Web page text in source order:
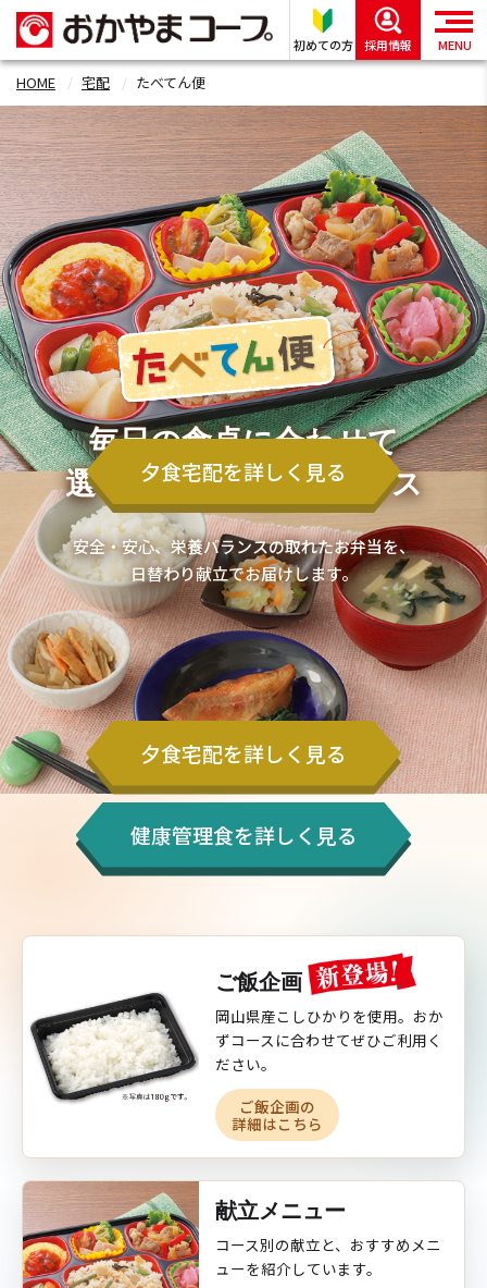
初めての方 採用情報 MENU
HOME 宅配 たべてん便
夕食宅配を詳しく見る
夕食宅配を詳しく見る
健康管理食を詳しく見る
毎日の食卓に合わせて
選べる2つの宅配サービス
安全・安心、栄養バランスの取れたお弁当を、
日替わり献立でお届けします。
ご飯企画
岡山県産こしひかりを使用。おか
ずコースに合わせてぜひご利用く
ださい。
ご飯企画の
詳細はこちら
献立メニュー
コース別の献立と、おすすめメニ
ューを紹介しています。